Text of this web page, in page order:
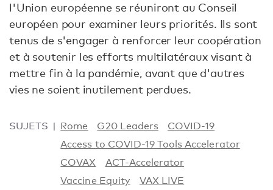
l'Union européenne se réuniront au Conseil
européen pour examiner leurs priorités. Ils sont
tenus de s'engager à renforcer leur coopération
et à soutenir les efforts multilatéraux visant à
mettre fin à la pandémie, avant que d'autres
vies ne soient inutilement perdues.
SUJETS Rome G20 Leaders
COVID-19
Access to COVID-19 Tools Accelerator
COVAX
ACT-Accelerator
Vaccine Equity
VAX LIVE